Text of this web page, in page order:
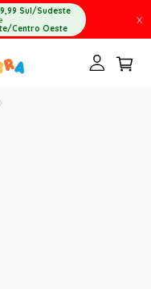
Sul/Sudeste
Centro Oeste
X